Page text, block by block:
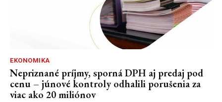
EKONOMIKA
Nepriznané príjmy, sporná DPH aj predaj pod
cenu – júnové kontroly odhalili porušenia za
viac ako 20 miliónov